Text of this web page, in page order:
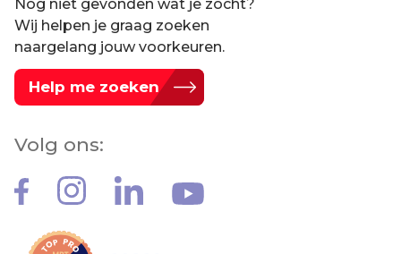
Nog niet gevonden wat je zocht?
Wij helpen je graag zoeken
naargelang jouw voorkeuren.
Help me zoeken
Volg ons: